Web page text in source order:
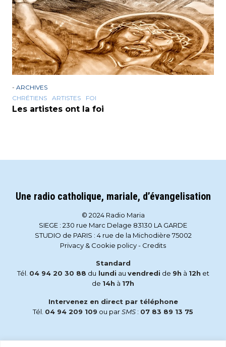
- ARCHIVES
CHRÉTIENS
ARTISTES FOI
Les artistes ont la foi
Une radio catholique, mariale, d’évangelisation
© 2024 Radio Maria
SIEGE : 230 rue Marc Delage 83130 LA GARDE
STUDIO de PARIS : 4 rue de la Michodière 75002
Privacy & Cookie policy- Credits
Standard
Tél. 04 94 20 30 88 du lundi au vendredi de 9h à 12h et
de 14h à 17h
Intervenez en direct par téléphone
Tél. 04 94 209 109 ou parSMS : 07 83 89 13 75